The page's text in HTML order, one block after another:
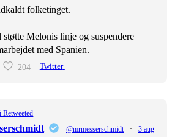
folketinget.
Melonis linje og suspendere
med Spanien.
204 Twitter
Retweeted
@mrmesserschmidt · 3 aug